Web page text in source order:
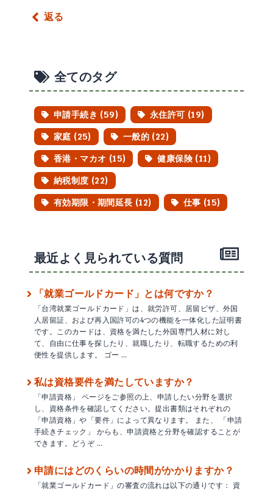
返る
全てのタグ
申請手続き (59)
永住許可 (19)
家庭 (25)
一般的 (22)
香港・マカオ (15)
健康保険 (11)
納税制度 (22)
有効期限・期間延長 (12)
仕事 (15)
最近よく見られている質問
「就業ゴールドカード」とは何ですか？
「台湾就業ゴールドカード」は、就労許可、居留ビザ、外国
人居留証、および再入国許可の4つの機能を一体化した証明書
です。このカードは、資格を満たした外国専門人材に対し
て、自由に仕事を探したり、就職したり、転職するための利
便性を提供します。 ゴー …
私は資格要件を満たしていますか？
「申請資格」 ページをご参照の上、申請したい分野を選択
し、資格条件を確認してください。提出書類はそれぞれの
「申請資格」や「要件」によって異なります。 また、 「申請
手続きチェック」 からも、申請資格と分野を確認することが
できます。どうぞ …
申請にはどのくらいの時間がかかりますか？
「就業ゴールドカード」の審査の流れは以下の通りです： 資